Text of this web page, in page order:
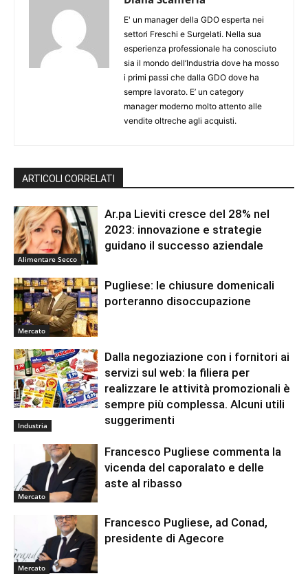
E' un manager della GDO esperta nei
settori Freschi e Surgelati. Nella sua
esperienza professionale ha conosciuto
sia il mondo dell’Industria dove ha mosso
i primi passi che dalla GDO dove ha
sempre lavorato. E’ un category
manager moderno molto attento alle
vendite oltreche agli acquisti.
ARTICOLI CORRELATI
Alimentare Secco
Ar.pa Lieviti cresce del 28% nel
2023: innovazione e strategie
guidano il successo aziendale
Mercato
Pugliese: le chiusure domenicali
porteranno disoccupazione
Industria
Dalla negoziazione con i fornitori ai
servizi sul web: la filiera per
realizzare le attività promozionali è
sempre più complessa. Alcuni utili
suggerimenti
Mercato
Francesco Pugliese commenta la
vicenda del caporalato e delle
aste al ribasso
Mercato
Francesco Pugliese, ad Conad,
presidente di Agecore